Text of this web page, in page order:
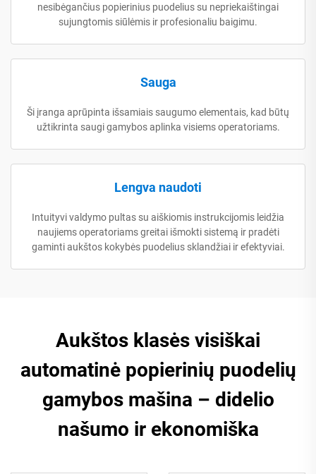
nesibėgančius popierinius puodelius su nepriekaištingai
sujungtomis siūlėmis ir profesionaliu baigimu.
Sauga
Ši įranga aprūpinta išsamiais saugumo elementais, kad būtų
užtikrinta saugi gamybos aplinka visiems operatoriams.
Lengva naudoti
Intuityvi valdymo pultas su aiškiomis instrukcijomis leidžia
naujiems operatoriams greitai išmokti sistemą ir pradėti
gaminti aukštos kokybės puodelius sklandžiai ir efektyviai.
Aukštos klasės visiškai
automatinė popierinių puodelių
gamybos mašina – didelio
našumo ir ekonomiška